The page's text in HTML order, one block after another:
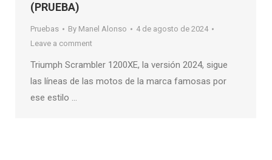
(PRUEBA)
Pruebas By Manel Alonso
4 de agosto de 2024
Leave a comment
Triumph Scrambler 1200XE, la versión 2024, sigue
las líneas de las motos de la marca famosas por
ese estilo …